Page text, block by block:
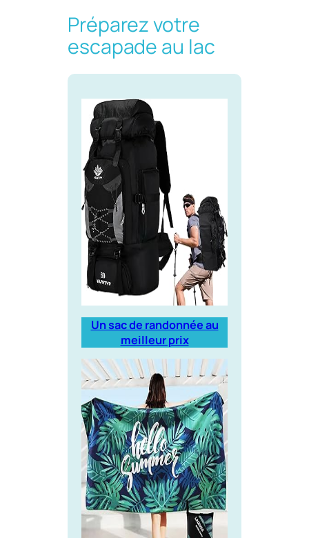
Préparez votre
escapade au lac
Un sac de randonnée au
meilleur prix